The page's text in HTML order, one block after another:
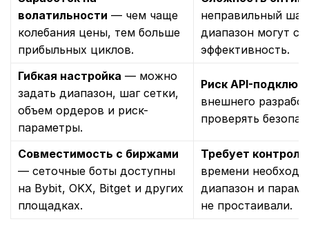
волатильности — чем чаще
колебания цены, тем больше
прибыльных циклов.
неправильный шаг
диапазон могут
эффективность.
Гибкая настройка — можно
задать диапазон, шаг сетки,
объем ордеров и риск-
параметры.
Риск API-
внешнего
проверять
Совместимость с биржами
— сеточные боты доступны
на Bybit, OKX, Bitget и других
площадках.
Требует контроля
времени
диапазон и
не простаивали.